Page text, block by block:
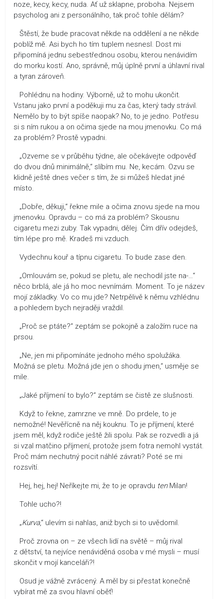
noze, kecy, kecy, nuda. Ať už sklapne, proboha. Nejsem
psycholog ani z personálního, tak proč tohle dělám?
Štěstí, že bude pracovat někde na oddělení a ne někde
poblíž mě. Asi bych ho tím tuplem nesnesl. Dost mi
připomíná jednu sebestřednou osobu, kterou nenávidím
do morku kostí. Ano, správně, můj úplně první a úhlavní rival
a tyran zároveň.
Pohlédnu na hodiny. Výborně, už to mohu ukončit.
Vstanu jako první a poděkuji mu za čas, který tady strávil.
Nemělo by to být spíše naopak? No, to je jedno. Potřesu
si s ním rukou a on očima sjede na mou jmenovku. Co má
za problém? Prostě vypadni.
„Ozveme se v průběhu týdne, ale očekávejte odpověď
do dvou dnů minimálně,“ slíbím mu. Ne, kecám. Ozvu se
klidně ještě dnes večer s tím, že si můžeš hledat jiné
místo.
„Dobře, děkuji,“ řekne mile a očima znovu sjede na mou
jmenovku. Opravdu – co má za problém? Skousnu
cigaretu mezi zuby. Tak vypadni, dělej. Čím dřív odejdeš,
tím lépe pro mě. Kradeš mi vzduch.
Vydechnu kouř a típnu cigaretu. To bude zase den.
„Omlouvám se, pokud se pletu, ale nechodil jste na-…“
něco brblá, ale já ho moc nevnímám. Moment. To je název
mojí základky. Vo co mu jde? Netrpělivě k němu vzhlédnu
a pohledem bych nejraději vraždil.
„Proč se ptáte?“ zeptám se pokojně a založím ruce na
prsou.
„Ne, jen mi připomínáte jednoho mého spolužáka.
Možná se pletu. Možná jde jen o shodu jmen,“ usměje se
mile.
„Jaké příjmení to bylo?“ zeptám se čistě ze slušnosti.
Když to řekne, zamrzne ve mně. Do prdele, to je
nemožné! Nevěřícně na něj kouknu. To je příjmení, které
jsem měl, když rodiče ještě žili spolu. Pak se rozvedli a já
si vzal matčino příjmení, protože jsem fotra nemohl vystát.
Proč mám nechutný pocit náhlé závrati? Poté se mi
rozsvítí.
Hej, hej, hej! Neříkejte mi, že to je opravdu ten Milan!
Tohle ucho?!
„Kurva,“ ulevím si nahlas, aniž bych si to uvědomil.
Proč zrovna on – ze všech lidí na světě – můj rival
z dětství, ta nejvíce nenáviděná osoba v mé mysli – musí
skončit v mojí kanceláři?!
Osud je vážně zvrácený. A měl by si přestat konečně
vybírat mě za svou hlavní oběť!